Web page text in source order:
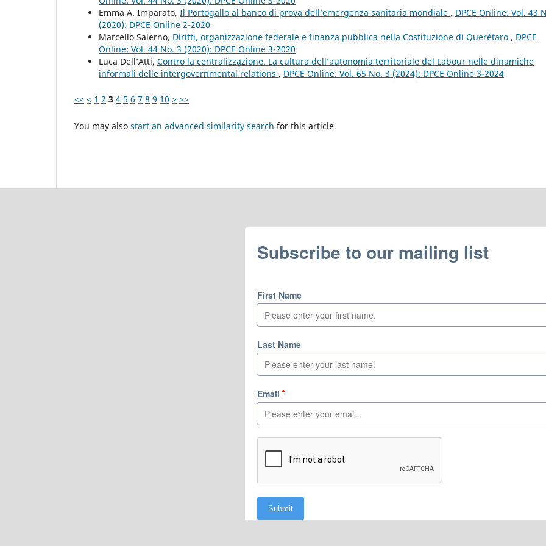
Emma A. Imparato, Il Portogallo al banco di prova dell’emergenza sanitaria mondiale , DPCE Online: Vol. 43
(2020): DPCE Online 2-2020
Marcello Salerno, Diritti, organizzazione federale e finanza pubblica nella Costituzione di Querètaro , DPCE
Online: Vol. 44 No. 3 (2020): DPCE Online 3-2020
Luca Dell’Atti, Contro la centralizzazione. La cultura dell’autonomia territoriale del Labour nelle dinamiche
informali delle intergovernmental relations , DPCE Online: Vol. 65 No. 3 (2024): DPCE Online 3-2024
<< < 1 2 3 4 5 6 7 8 9 10 > >>
You may also start an advanced similarity search for this article.